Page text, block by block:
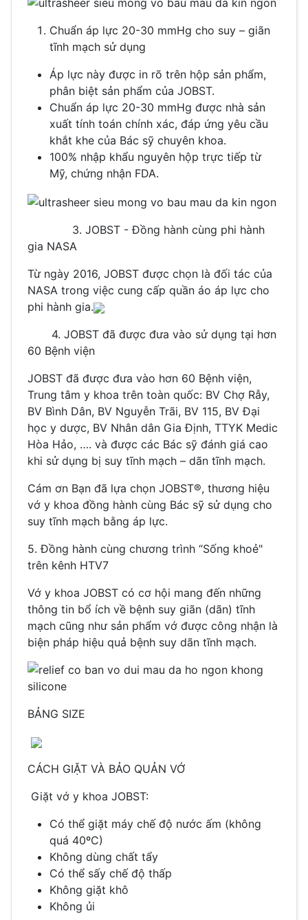
Chuẩn áp lực 20-30 mmHg cho suy – giãn
tĩnh mạch sử dụng
Áp lực này được in rõ trên hộp sản phẩm,
phân biệt sản phẩm của JOBST.
Chuẩn áp lực 20-30 mmHg được nhà sản
xuất tính toán chính xác, đáp ứng yêu cầu
khắt khe của Bác sỹ chuyên khoa.
100% nhập khẩu nguyên hộp trực tiếp từ
Mỹ, chứng nhận FDA.
3. JOBST - Đồng hành cùng phi hành
gia NASA
Từ ngày 2016, JOBST được chọn là đối tác của
NASA trong việc cung cấp quần áo áp lực cho
phi hành gia.
4. JOBST đã được đưa vào sử dụng tại hơn
60 Bệnh viện
JOBST đã được đưa vào hơn 60 Bệnh viện,
Trung tâm y khoa trên toàn quốc: BV Chợ Rẫy,
BV Bình Dân, BV Nguyễn Trãi, BV 115, BV Đại
học y dược, BV Nhân dân Gia Định, TTYK Medic
Hòa Hảo, …. và được các Bác sỹ đánh giá cao
khi sử dụng bị suy tĩnh mạch – dãn tĩnh mạch.
Cám ơn Bạn đã lựa chọn JOBST®, thương hiệu
vớ y khoa đồng hành cùng Bác sỹ sử dụng cho
suy tĩnh mạch bằng áp lực.
5. Đồng hành cùng chương trình “Sống khoẻ"
trên kênh HTV7
Vớ y khoa JOBST có cơ hội mang đến những
thông tin bổ ích về bệnh suy giãn (dãn) tĩnh
mạch cũng như sản phẩm vớ được công nhận là
biện pháp hiệu quả bệnh suy dãn tĩnh mạch.
BẢNG SIZE
CÁCH GIẶT VÀ BẢO QUẢN VỚ
Giặt vớ y khoa JOBST:
Có thể giặt máy chế độ nước ấm (không
quá 40ºC)
Không dùng chất tẩy
Có thể sấy chế độ thấp
Không giặt khô
Không ủi